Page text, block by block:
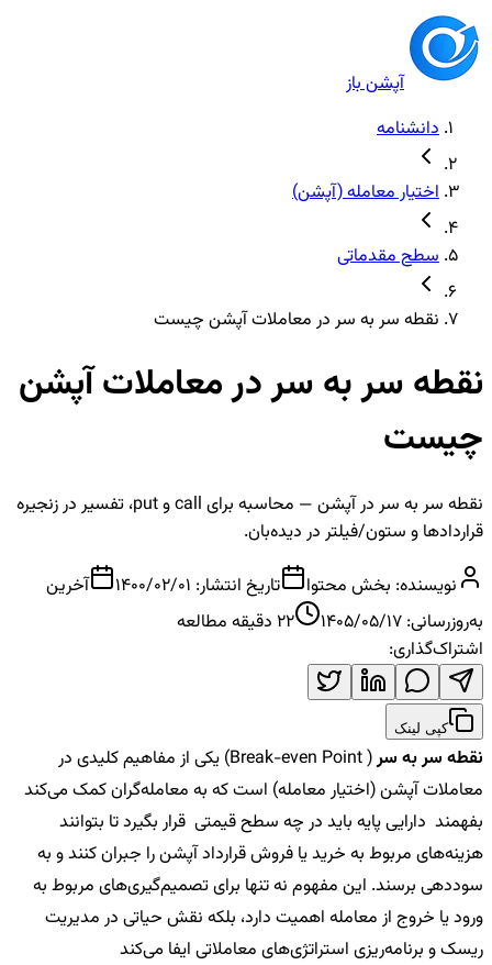
آپشن باز
دانشنامه
اختیار معامله (آپشن)
سطح مقدماتی
نقطه سر به سر در معاملات آپشن چیست
نقطه سر به سر در معاملات آپشن
چیست
نقطه سر به سر در آپشن — محاسبه برای call و put، تفسیر در زنجیره
قراردادها و ستون/فیلتر در دیده‌بان.
نویسنده: بخش محتوا تاریخ انتشار: 1400/02/01
آخرین
به‌روزرسانی: 1405/05/17
22 دقیقه مطالعه
اشتراک‌گذاری:
کپی لینک
نقطه سر به سر
( Break-even Point) یکی از مفاهیم کلیدی در
معاملات آپشن (اختیار معامله) است که به معامله‌گران کمک می‌کند
بفهمند دارایی پایه باید در چه سطح قیمتی قرار بگیرد تا بتوانند
هزینه‌های مربوط به خرید یا فروش قرارداد آپشن را جبران کنند و به
سوددهی برسند. این مفهوم نه تنها برای تصمیم‌گیری‌های مربوط به
ورود یا خروج از معامله اهمیت دارد، بلکه نقش حیاتی در مدیریت
ریسک و برنامه‌ریزی استراتژی‌های معاملاتی ایفا می‌کند